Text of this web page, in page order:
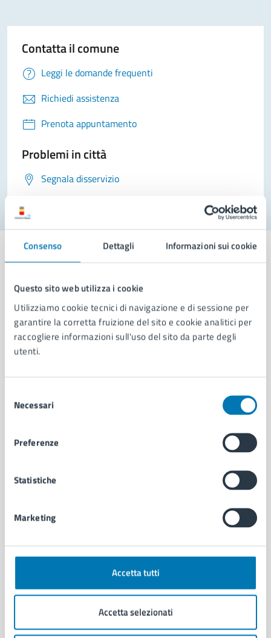
Consenso Dettagli Informazioni sui cookie
Questo sito web utilizza i cookie
Utilizziamo cookie tecnici di navigazione e di sessione per
garantire la corretta fruizione del sito e cookie analitici per
raccogliere informazioni sull'uso del sito da parte degli
utenti.
delNecessari
Preferenze
Statistiche
Marketing
Accetta tutti
Accetta selezionati
Contatta il comune
Leggi le domande frequenti
Richiedi assistenza
Prenota appuntamento
Problemi in città
Segnala disservizio
Comune di Napoli
AMMINISTRAZIONE
Aree amministrative
Enti e fondazioni
Personale amministrativo
Autorizzazioni
Documenti e certificati
Educazione e formazione
Giustizia e sicurezza pubblica
Imprese e commercio